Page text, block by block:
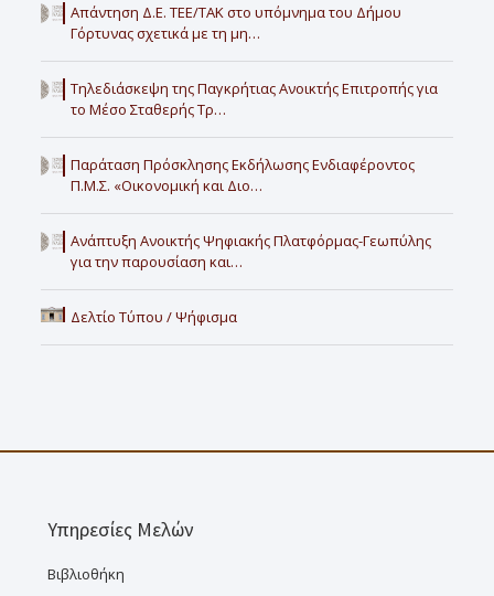
Απάντηση Δ.Ε. ΤΕΕ/ΤΑΚ στο υπόμνημα του Δήμου
Γόρτυνας σχετικά με τη μη…
Τηλεδιάσκεψη της Παγκρήτιας Ανοικτής Επιτροπής για
το Μέσο Σταθερής Τρ…
Παράταση Πρόσκλησης Εκδήλωσης Ενδιαφέροντος
Π.Μ.Σ. «Οικονομική και Διο…
Ανάπτυξη Ανοικτής Ψηφιακής Πλατφόρμας-Γεωπύλης
για την παρουσίαση και…
Δελτίο Τύπου / Ψήφισμα
Υπηρεσίες Μελών
Βιβλιοθήκη